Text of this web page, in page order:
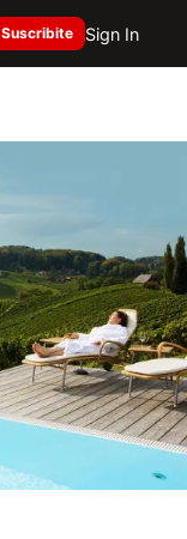
Suscribite Sign In